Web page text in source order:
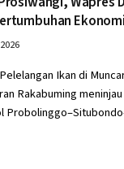
Ekonomi
Ikan di
Rakabuming